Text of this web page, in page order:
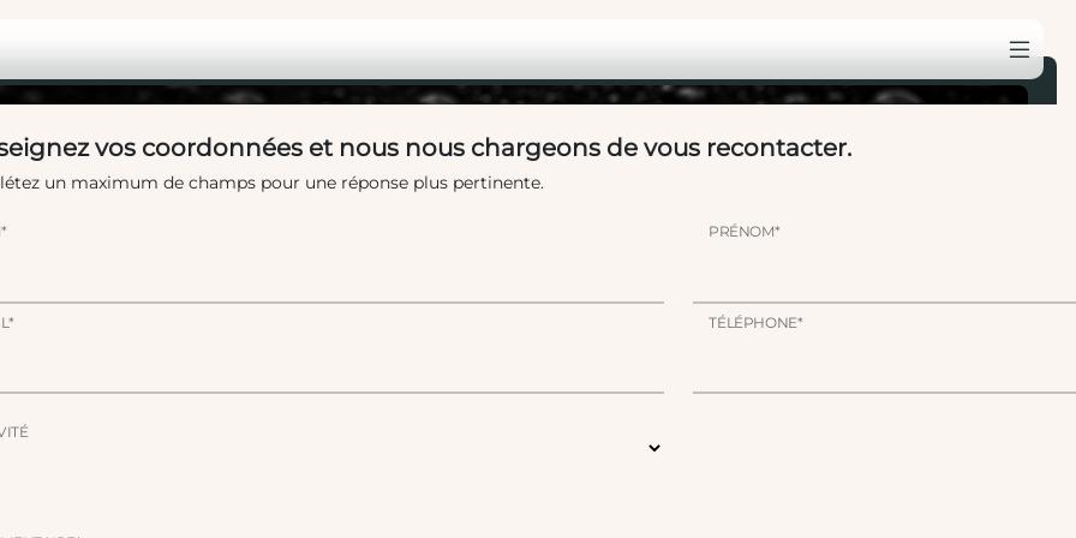
vos coordonnées et nous nous chargeons de vous recontacter.
un maximum de champs pour une réponse plus pertinente.
PRÉNOM*
TÉLÉPHONE*